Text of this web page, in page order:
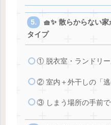
🧺✨ 散らからない
タイプ
① 脱衣室・ランドリー
② 室内＋外干しの「
③ しまう場所の手前